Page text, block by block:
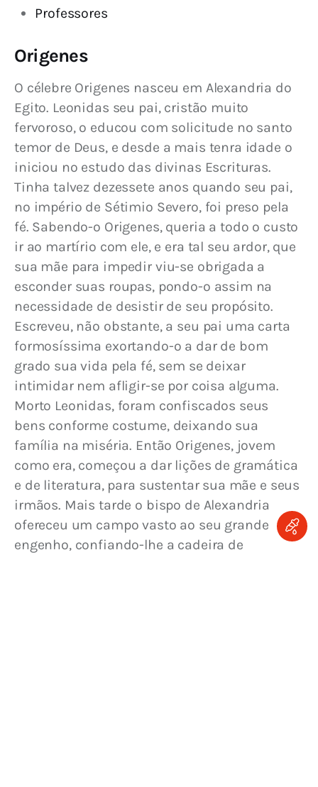
Professores
Origenes
O célebre Origenes nasceu em Alexandria do
Egito. Leonidas seu pai, cristão muito
fervoroso, o educou com solicitude no santo
temor de Deus, e desde a mais tenra idade o
iniciou no estudo das divinas Escrituras.
Tinha talvez dezessete anos quando seu pai,
no império de Sétimio Severo, foi preso pela
fé. Sabendo-o Origenes, queria a todo o custo
ir ao martírio com ele, e era tal seu ardor, que
sua mãe para impedir viu-se obrigada a
esconder suas roupas, pondo-o assim na
necessidade de desistir de seu propósito.
Escreveu, não obstante, a seu pai uma carta
formosíssima exortando-o a dar de bom
grado sua vida pela fé, sem se deixar
intimidar nem afligir-se por coisa alguma.
Morto Leonidas, foram confiscados seus
bens conforme costume, deixando sua
família na miséria. Então Origenes, jovem
como era, começou a dar lições de gramática
e de literatura, para sustentar sua mãe e seus
irmãos. Mais tarde o bispo de Alexandria
ofereceu um campo vasto ao seu grande
engenho, confiando-lhe a cadeira de